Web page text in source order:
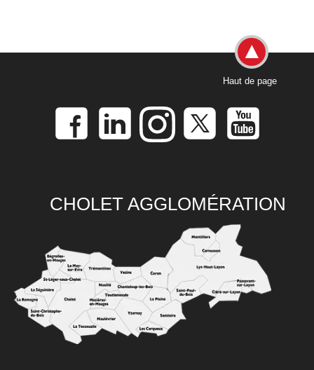
Haut de page
CHOLET AGGLOMÉRATION